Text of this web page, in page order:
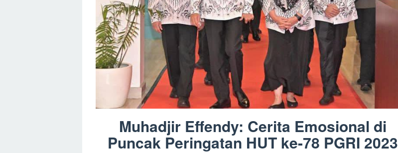
Muhadjir Effendy: Cerita Emosional di
Puncak Peringatan HUT ke-78 PGRI 2023